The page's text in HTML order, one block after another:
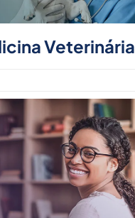
Veterinária